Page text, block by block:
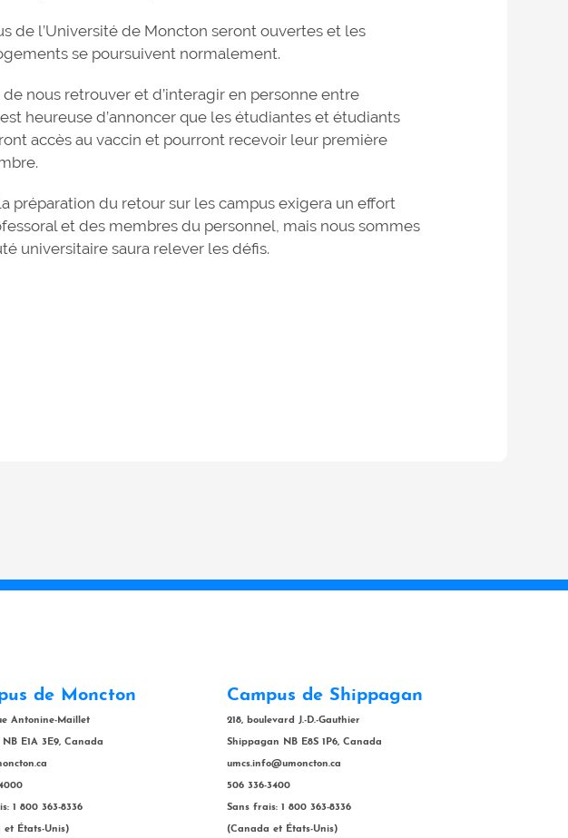
de l’Université de Moncton seront ouvertes et les
se poursuivent normalement.
nous retrouver et d’interagir en personne entre
heureuse d’annoncer que les étudiantes et étudiants
accès au vaccin et pourront recevoir leur première
préparation du retour sur les campus exigera un effort
et des membres du personnel, mais nous sommes
universitaire saura relever les défis.
de Moncton
Antonine-Maillet
NB E1A 3E9, Canada
1 800 363-8336
et États-Unis)
Campus de Shippagan
218, boulevard J.-D.-Gauthier
Shippagan NB E8S 1P6, Canada
umcs.info@umoncton.ca
506 336-3400
Sans frais: 1 800 363-8336
(Canada et États-Unis)